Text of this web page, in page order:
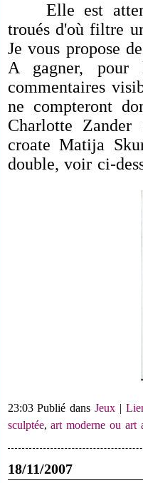
Elle est
troués d'où filtre
Je vous propose
A gagner, pour
commentaires
ne compteront
Charlotte
croate Matija
double, voir ci-
23:03 Publié dansJeux |
sculptée,art moderne ou art
18/11/2007